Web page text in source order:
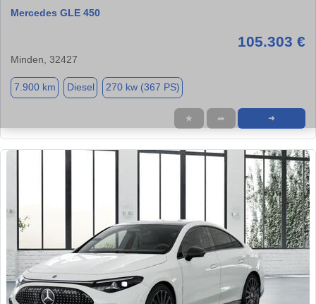
Mercedes GLE 450
105.303 €
Minden, 32427
7.900 km Diesel 270 kw (367 PS)
★ ➦ ➜